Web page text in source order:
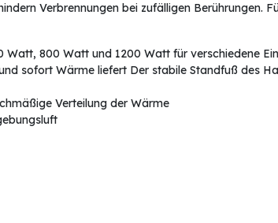
Verbrennungen bei zufälligen Berührungen.
800 Watt und 1200 Watt für verschiedene
sofort Wärme liefert Der stabile Standfuß des
Verteilung der Wärme